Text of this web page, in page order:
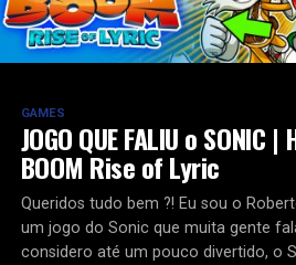
GAMES
JOGO QUE FALIU o SONIC
BOOM Rise of Lyric
Queridos tudo bem ?! Eu sou o
um jogo do Sonic que muita gente
considero até um pouco divertido, o